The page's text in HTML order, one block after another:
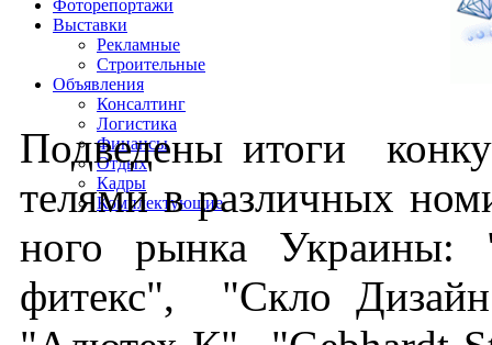
Фоторепортажи
Выставки
Рекламные
Строительные
Объявления
Консалтинг
Логистика
Финансы
Отдых
Кадры
Комплектующие
Под­ве­дены ито­ги
теля­ми в раз­личных
но­го рын­ка
фитекс", "Скло